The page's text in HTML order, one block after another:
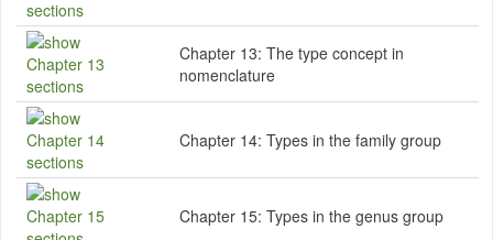
Chapter 13: The type concept in
nomenclature
Chapter 14: Types in the family group
Chapter 15: Types in the genus group